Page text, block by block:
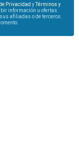
Privacidad yTérminos y
información u ofertas
afiliadas o de terceros.